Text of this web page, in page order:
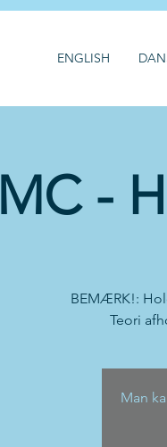
ENGLISH
MC -
BEMÆRK!:
Teori
Man